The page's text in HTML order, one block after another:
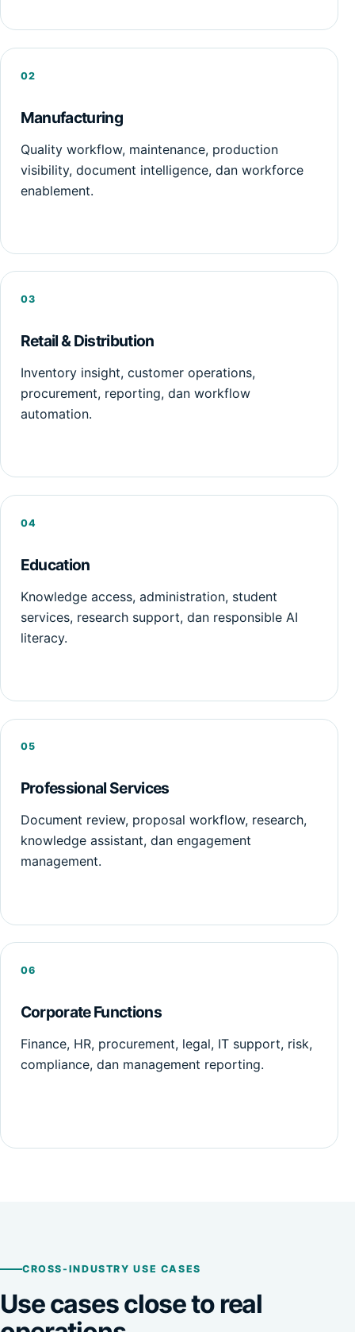
02
Manufacturing
Quality workflow, maintenance, production
visibility, document intelligence, dan workforce
enablement.
03
Retail & Distribution
Inventory insight, customer operations,
procurement, reporting, dan workflow
automation.
04
Education
Knowledge access, administration, student
services, research support, dan responsible AI
literacy.
05
Professional Services
Document review, proposal workflow, research,
knowledge assistant, dan engagement
management.
06
Corporate Functions
Finance, HR, procurement, legal, IT support, risk,
compliance, dan management reporting.
CROSS-INDUSTRY USE CASES
Use cases close to real